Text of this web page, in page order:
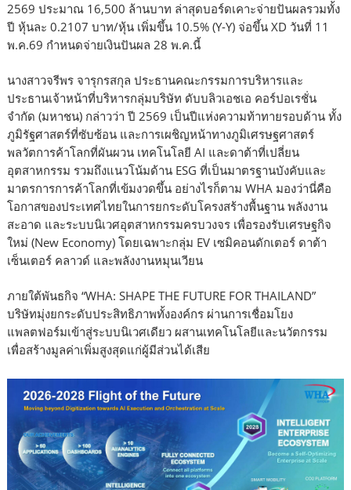
2569 ประมาณ 16,500 ล้านบาท ล่าสุดบอร์ดเคาะจ่ายปันผลรวมทั้ง
ปี หุ้นละ 0.2107 บาท/หุ้น เพิ่มขึ้น 10.5% (Y-Y) จ่อขึ้น XD วันที่ 11
พ.ค.69 กำหนดจ่ายเงินปันผล 28 พ.ค.นี้
นางสาวจรีพร จารุกรสกุล ประธานคณะกรรมการบริหารและ
ประธานเจ้าหน้าที่บริหารกลุ่มบริษัท ดับบลิวเอชเอ คอร์ปอเรชั่น
จำกัด (มหาชน) กล่าวว่า ปี 2569 เป็นปีแห่งความท้าทายรอบด้าน ทั้ง
ภูมิรัฐศาสตร์ที่ซับซ้อน และการเผชิญหน้าทางภูมิเศรษฐศาสตร์
พลวัตการค้าโลกที่ผันผวน เทคโนโลยี AI และดาต้าที่เปลี่ยน
อุตสาหกรรม รวมถึงแนวโน้มด้าน ESG ที่เป็นมาตรฐานบังคับและ
มาตรการการค้าโลกที่เข้มงวดขึ้น อย่างไรก็ตาม WHA มองว่านี่คือ
โอกาสของประเทศไทยในการยกระดับโครงสร้างพื้นฐาน พลังงาน
สะอาด และระบบนิเวศอุตสาหกรรมครบวงจร เพื่อรองรับเศรษฐกิจ
ใหม่ (New Economy) โดยเฉพาะกลุ่ม EV เซมิคอนดักเตอร์ ดาต้า
เซ็นเตอร์ คลาวด์ และพลังงานหมุนเวียน
ภายใต้พันธกิจ “WHA: SHAPE THE FUTURE FOR THAILAND”
บริษัทมุ่งยกระดับประสิทธิภาพทั้งองค์กร ผ่านการเชื่อมโยง
แพลตฟอร์มเข้าสู่ระบบนิเวศเดียว ผสานเทคโนโลยีและนวัตกรรม
เพื่อสร้างมูลค่าเพิ่มสูงสุดแก่ผู้มีส่วนได้เสีย